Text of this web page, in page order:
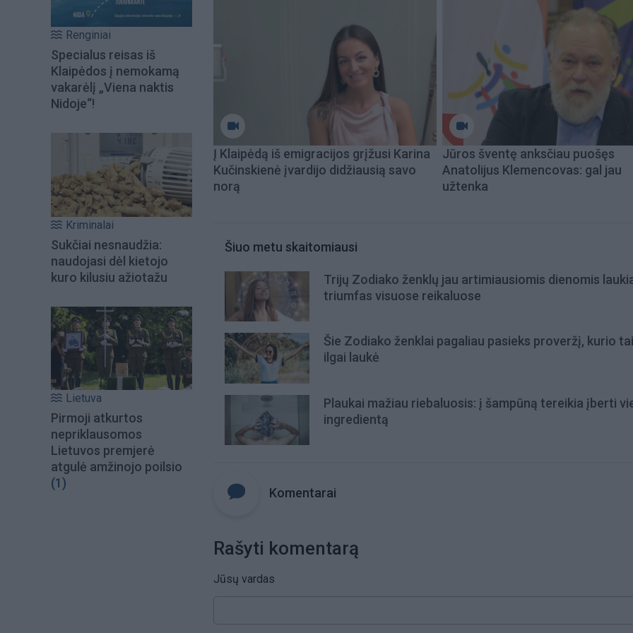
Renginiai
Specialus reisas iš
Klaipėdos į nemokamą
vakarėlį „Viena naktis
Nidoje“!
Kriminalai
Sukčiai nesnaudžia:
naudojasi dėl kietojo
kuro kilusiu ažiotažu
Lietuva
Pirmoji atkurtos
nepriklausomos
Lietuvos premjerė
atgulė amžinojo poilsio
(1)
Į Klaipėdą iš emigracijos grįžusi Karina
Kučinskienė įvardijo didžiausią savo
norą
Jūros šventę anksčiau puošęs
Anatolijus Klemencovas: gal jau
užtenka
Šiuo metu skaitomiausi
Trijų Zodiako ženklų jau artimiausiomis dienomis
triumfas visuose reikaluose
Šie Zodiako ženklai pagaliau pasieks proveržį, kurio
ilgai laukė
Plaukai mažiau riebaluosis: į šampūną tereikia įberti
ingredientą
Komentarai
Rašyti komentarą
Jūsų vardas